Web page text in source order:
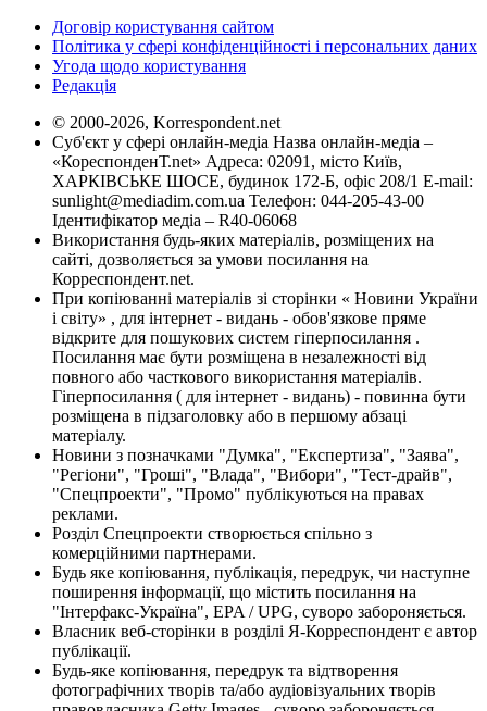
Договір користування сайтом
Політика у сфері конфіденційності і персональних даних
Угода щодо користування
Редакція
© 2000-2026, Korrespondent.net
Суб'єкт у сфері онлайн-медіа Назва онлайн-медіа –
«КореспонденТ.net» Адреса: 02091, місто Київ,
ХАРКІВСЬКЕ ШОСЕ, будинок 172-Б, офіс 208/1 E-mail:
sunlight@mediadim.com.ua Телефон: 044-205-43-00
Ідентифікатор медіа – R40-06068
Використання будь-яких матеріалів, розміщених на
сайті, дозволяється за умови посилання на
Корреспондент.net.
При копіюванні матеріалів зі сторінки « Новини України
і світу» , для інтернет - видань - обов'язкове пряме
відкрите для пошукових систем гіперпосилання .
Посилання має бути розміщена в незалежності від
повного або часткового використання матеріалів.
Гіперпосилання ( для інтернет - видань) - повинна бути
розміщена в підзаголовку або в першому абзаці
матеріалу.
Новини з позначками "Думка", "Експертиза", "Заява",
"Регіони", "Гроші", "Влада", "Вибори", "Тест-драйв",
"Спецпроекти", "Промо" публікуються на правах
реклами.
Розділ Спецпроекти створюється спільно з
комерційними партнерами.
Будь яке копіювання, публікація, передрук, чи наступне
поширення інформації, що містить посилання на
"Інтерфакс-Україна", EPA / UPG, суворо забороняється.
Власник веб-сторінки в розділі Я-Корреспондент є автор
публікації.
Будь-яке копіювання, передрук та відтворення
фотографічних творів та/або аудіовізуальних творів